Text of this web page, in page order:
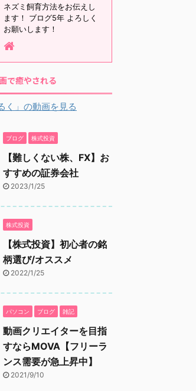
ネズミ飼育方法をお伝えし
ます！ ブログ5年 よろしく
お願いします！
で癒やされる
く」の動画を見る
ブログ 株式投資
【難しくない株、FX】お
すすめの証券会社
2023/1/25
株式投資
【株式投資】初心者の銘
柄選び/オススメ
2022/1/25
パソコン ブログ 雑記
動画クリエイターを目指
すならMOVA【フリーラ
ンス需要が急上昇中】
2021/9/10